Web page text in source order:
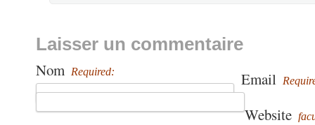
Laisser un commentaire
Nom Required: Email
Website